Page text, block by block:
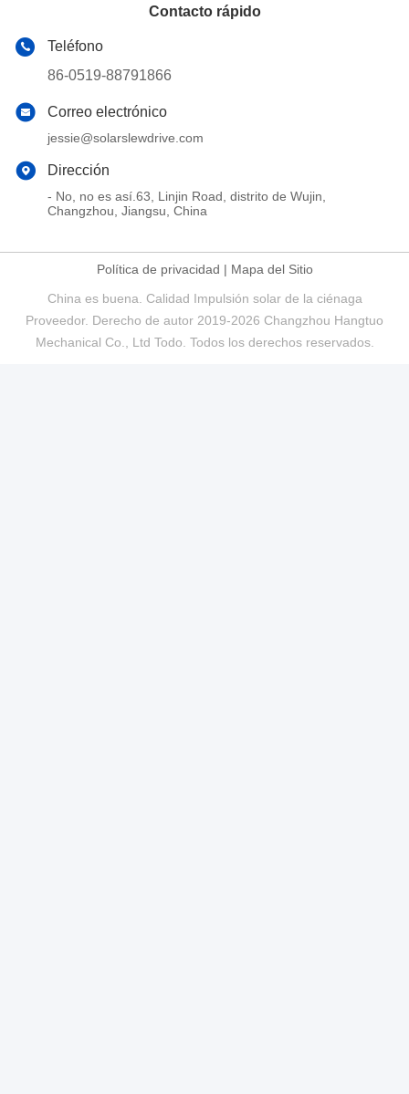
Contacto rápido
Teléfono
86-0519-88791866
Correo electrónico
jessie@solarslewdrive.com
Dirección
- No, no es así.63, Linjin Road, distrito de Wujin,
Changzhou, Jiangsu, China
Política de privacidad | Mapa del Sitio
China es buena. Calidad Impulsión solar de la ciénaga
Proveedor. Derecho de autor 2019-2026 Changzhou Hangtuo
Mechanical Co., Ltd Todo. Todos los derechos reservados.